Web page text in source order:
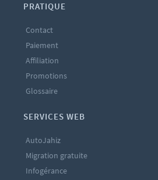
PRATIQUE
Contact
Paiement
Affiliation
Promotions
Glossaire
SERVICES WEB
AutoJahiz
Migration gratuite
Infogérance